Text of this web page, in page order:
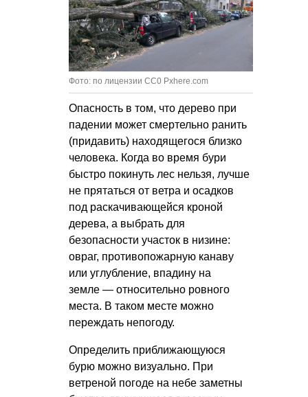
Фото: по лицензии CC0 Pxhere.com
Опасность в том, что дерево при
падении может смертельно ранить
(придавить) находящегося близко
человека. Когда во время бури
быстро покинуть лес нельзя, лучше
не прятаться от ветра и осадков
под раскачивающейся кроной
дерева, а выбрать для
безопасности участок в низине:
овраг, противопожарную канаву
или углубление, впадину на
земле — относительно ровного
места. В таком месте можно
переждать непогоду.
Определить приближающуюся
бурю можно визуально. При
ветреной погоде на небе заметны